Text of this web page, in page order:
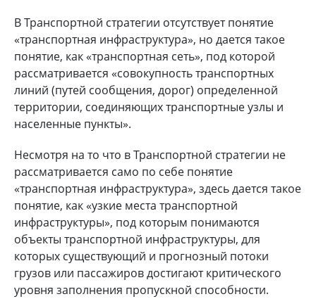
В Транспортной стратегии отсутствует понятие
«транспортная инфраструктура», но дается такое
понятие, как «транспортная сеть», под которой
рассматривается «совокупность транспортных
линий (путей сообщения, дорог) определенной
территории, соединяющих транспортные узлы и
населенные пункты».
Несмотря на то что в Транспортной стратегии не
рассматривается само по себе понятие
«транспортная инфраструктура», здесь дается такое
понятие, как «узкие места транспортной
инфраструктуры», под которым понимаются
объекты транспортной инфраструктуры, для
которых существующий и прогнозный потоки
грузов или пассажиров достигают критического
уровня заполнения пропускной способности.